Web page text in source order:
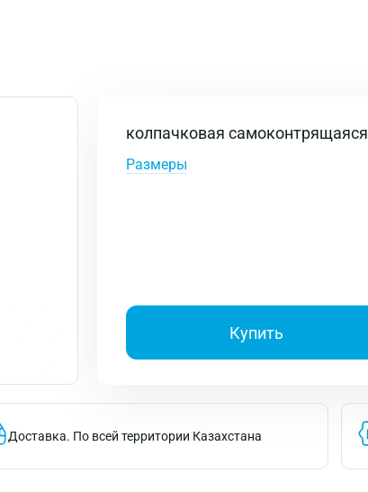
колпачковая самоконтрящаяся
Размеры
Купить
Доставка. По всей территории Казахстана